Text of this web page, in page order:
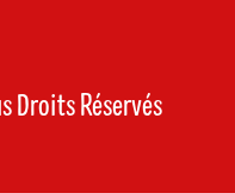
Droits Réservés